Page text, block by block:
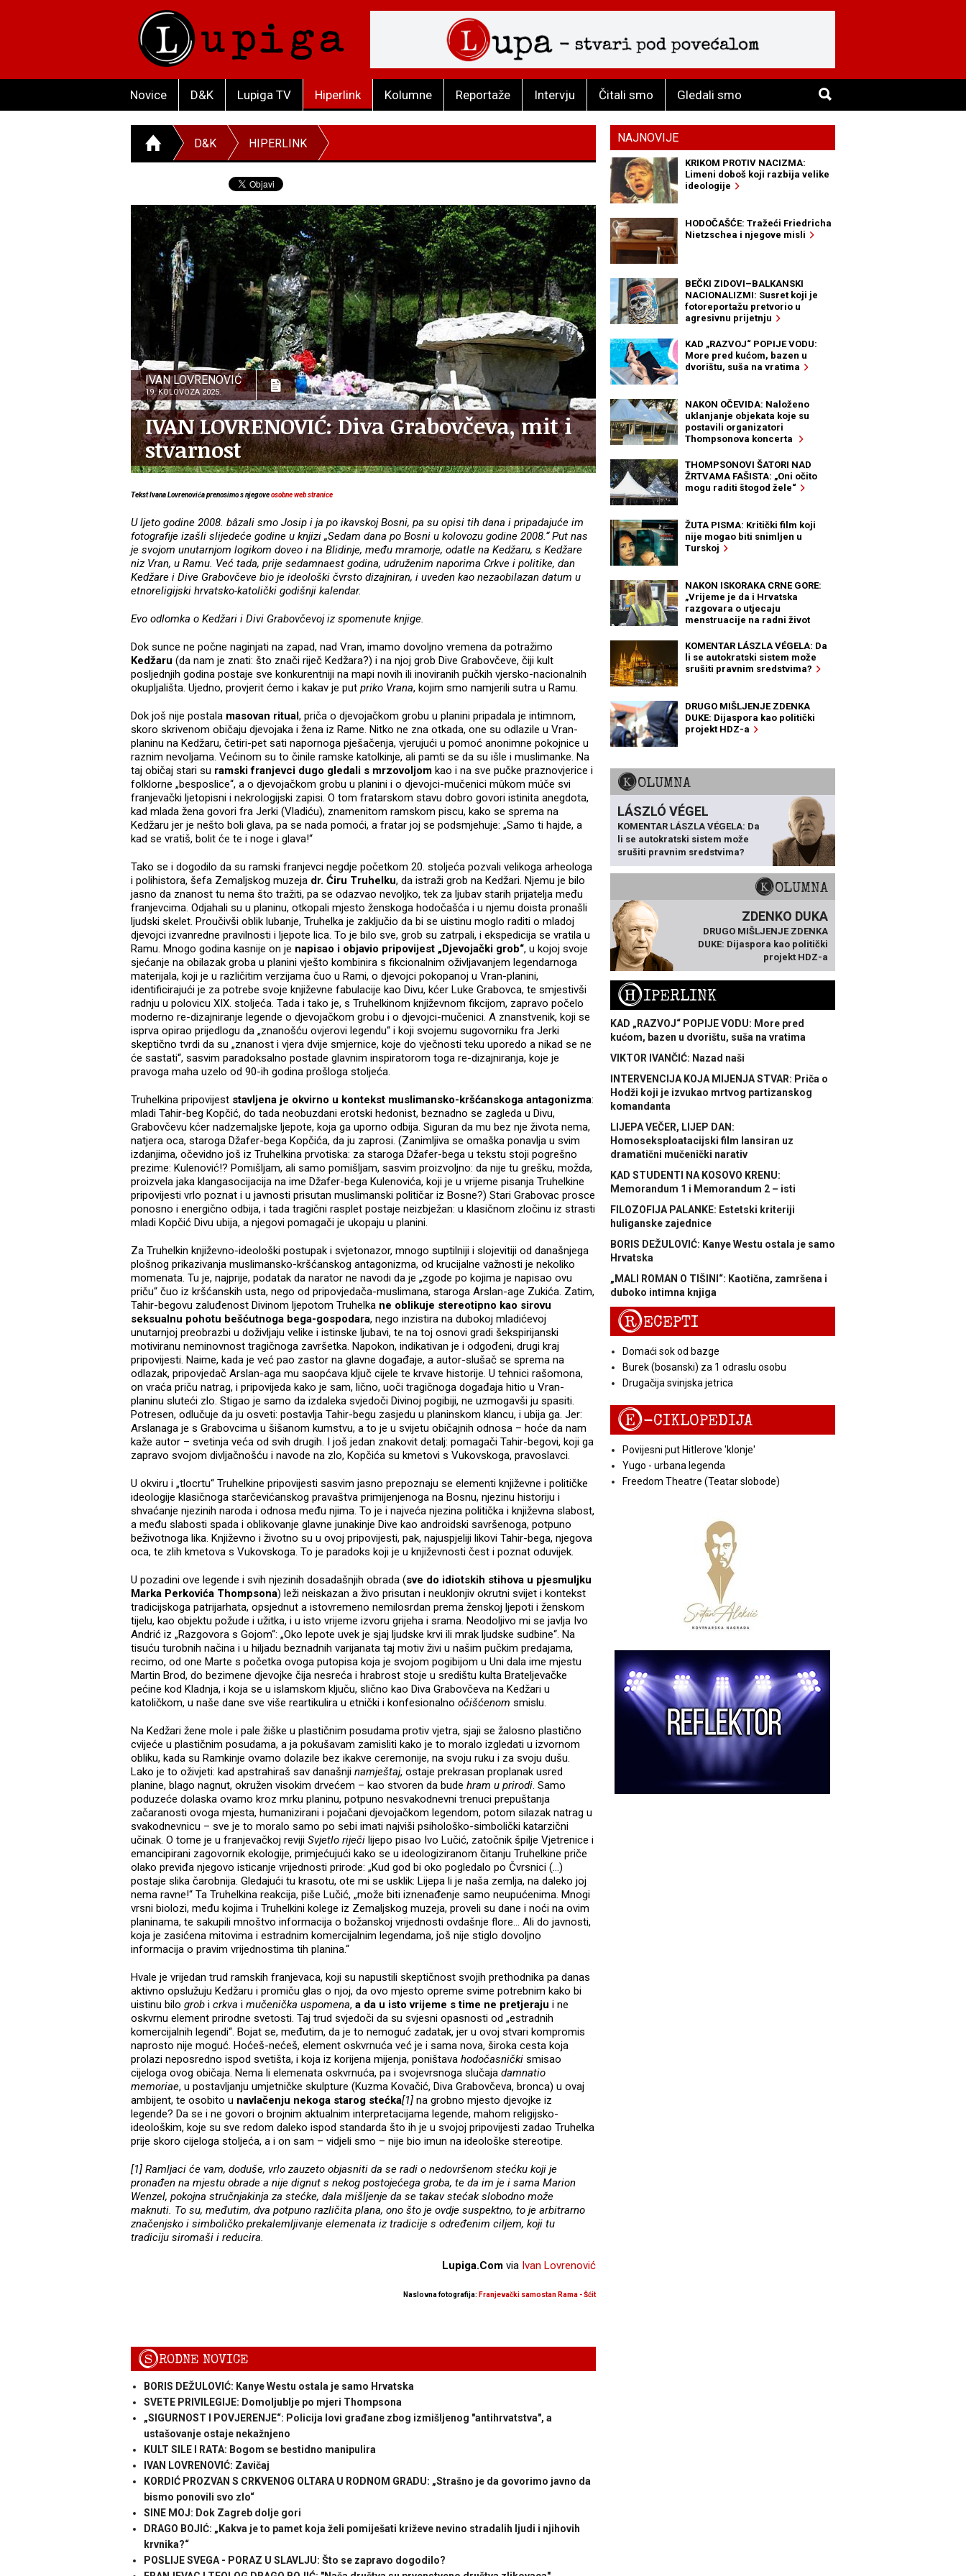
Novice D&K Lupiga TV Hiperlink Kolumne Reportaže Intervju Čitali smo Gledali smo
D&K HIPERLINK
IVAN LOVRENOVIĆ
19. KOLOVOZA 2025.
IVAN LOVRENOVIĆ: Diva Grabovčeva, mit i
stvarnost
Tekst Ivana Lovrenovića prenosimo s njegoveosobne web stranice
U ljeto godine 2008. bâzali smo Josip i ja po ikavskoj Bosni, pa su opisi tih dana i pripadajuće im
fotografije izašli slijedeće godine u knjizi „Sedam dana po Bosni u kolovozu godine 2008.“ Put nas
je svojom unutarnjom logikom doveo i na Blidinje, među mramorje, odatle na Kedžaru, s Kedžare
niz Vran, u Ramu. Već tada, prije sedamnaest godina, udruženim naporima Crkve i politike, dan
Kedžare i Dive Grabovčeve bio je ideološki čvrsto dizajniran, i uveden kao nezaobilazan datum u
etnoreligijski hrvatsko-katolički godišnji kalendar.
Evo odlomka o Kedžari i Divi Grabovčevoj iz spomenute knjige.
Dok sunce ne počne naginjati na zapad, nad Vran, imamo dovoljno vremena da potražimo
Kedžaru (da nam je znati: što znači riječ Kedžara?) i na njoj grob Dive Grabovčeve, čiji kult
posljednjih godina postaje sve konkurentniji na mapi novih ili inoviranih pučkih vjersko-nacionalnih
okupljališta. Ujedno, provjerit ćemo i kakav je put priko Vrana, kojim smo namjerili sutra u Ramu.
Dok još nije postala masovan ritual, priča o djevojačkom grobu u planini pripadala je intimnom,
skoro skrivenom običaju djevojaka i žena iz Rame. Nitko ne zna otkada, one su odlazile u Vran-
planinu na Kedžaru, četiri-pet sati napornoga pješačenja, vjerujući u pomoć anonimne pokojnice u
raznim nevoljama. Većinom su to činile ramske katolkinje, ali pamti se da su išle i muslimanke. Na
taj običaj stari su ramski franjevci dugo gledali s mrzovoljom kao i na sve pučke praznovjerice i
folklorne „besposlice“, a o djevojačkom grobu u planini i o djevojci-mučenici mûkom múče svi
franjevački ljetopisni i nekrologijski zapisi. O tom fratarskom stavu dobro govori istinita anegdota,
kad mlada žena govori fra Jerki (Vladiću), znamenitom ramskom piscu, kako se sprema na
Kedžaru jer je nešto boli glava, pa se nada pomoći, a fratar joj se podsmjehuje: „Samo ti hajde, a
kad se vratiš, bolit će te i noge i glava!“
Tako se i dogodilo da su ramski franjevci negdje početkom 20. stoljeća pozvali velikoga arheologa
i polihistora, šefa Zemaljskog muzeja dr. Ćiru Truhelku, da istraži grob na Kedžari. Njemu je bilo
jasno da znanost tu nema što tražiti, pa se odazvao nevoljko, tek za ljubav starih prijatelja među
franjevcima. Odjahali su u planinu, otkopali mjesto ženskoga hodočašća i u njemu doista pronašli
ljudski skelet. Proučivši oblik lubanje, Truhelka je zaključio da bi se uistinu moglo raditi o mladoj
djevojci izvanredne pravilnosti i ljepote lica. To je bilo sve, grob su zatrpali, i ekspedicija se vratila u
Ramu. Mnogo godina kasnije on je napisao i objavio pripovijest „Djevojački grob“, u kojoj svoje
sjećanje na obilazak groba u planini vješto kombinira s fikcionalnim oživljavanjem legendarnoga
materijala, koji je u različitim verzijama čuo u Rami, o djevojci pokopanoj u Vran-planini,
identificirajući je za potrebe svoje književne fabulacije kao Divu, kćer Luke Grabovca, te smjestivši
radnju u polovicu XIX. stoljeća. Tada i tako je, s Truhelkinom književnom fikcijom, zapravo počelo
moderno re-dizajniranje legende o djevojačkom grobu i o djevojci-mučenici. A znanstvenik, koji se
isprva opirao prijedlogu da „znanošću ovjerovi legendu“ i koji svojemu sugovorniku fra Jerki
skeptično tvrdi da su „znanost i vjera dvije smjernice, koje do vječnosti teku uporedo a nikad se ne
će sastati“, sasvim paradoksalno postade glavnim inspiratorom toga re-dizajniranja, koje je
pravoga maha uzelo od 90-ih godina prošloga stoljeća.
Truhelkina pripovijest stavljena je okvirno u kontekst muslimansko-kršćanskoga antagonizma:
mladi Tahir-beg Kopčić, do tada neobuzdani erotski hedonist, beznadno se zagleda u Divu,
Grabovčevu kćer nadzemaljske ljepote, koja ga uporno odbija. Siguran da mu bez nje života nema,
natjera oca, staroga Džafer-bega Kopčića, da ju zaprosi. (Zanimljiva se omaška ponavlja u svim
izdanjima, očevidno još iz Truhelkina prvotiska: za staroga Džafer-bega u tekstu stoji pogrešno
prezime: Kulenović!? Pomišljam, ali samo pomišljam, sasvim proizvoljno: da nije tu grešku, možda,
proizvela jaka klangasocijacija na ime Džafer-bega Kulenovića, koji je u vrijeme pisanja Truhelkine
pripovijesti vrlo poznat i u javnosti prisutan muslimanski političar iz Bosne?) Stari Grabovac prosce
ponosno i energično odbija, i tada tragični rasplet postaje neizbježan: u klasičnom zločinu iz strasti
mladi Kopčić Divu ubija, a njegovi pomagači je ukopaju u planini.
Za Truhelkin književno-ideološki postupak i svjetonazor, mnogo suptilniji i slojevitiji od današnjega
plošnog prikazivanja muslimansko-kršćanskog antagonizma, od krucijalne važnosti je nekoliko
momenata. Tu je, najprije, podatak da narator ne navodi da je „zgode po kojima je napisao ovu
priču“ čuo iz kršćanskih usta, nego od pripovjedača-muslimana, staroga Arslan-age Zukića. Zatim,
Tahir-begovu zaluđenost Divinom ljepotom Truhelka ne oblikuje stereotipno kao sirovu
seksualnu pohotu bešćutnoga bega-gospodara, nego inzistira na dubokoj mladićevoj
unutarnjoj preobrazbi u doživljaju velike i istinske ljubavi, te na toj osnovi gradi šekspirijanski
motiviranu neminovnost tragičnoga završetka. Napokon, indikativan je i odgođeni, drugi kraj
pripovijesti. Naime, kada je već pao zastor na glavne događaje, a autor-slušač se sprema na
odlazak, pripovjedač Arslan-aga mu saopćava ključ cijele te krvave historije. U tehnici rašomona,
on vraća priču natrag, i pripovijeda kako je sam, lično, uoči tragičnoga događaja hitio u Vran-
planinu sluteći zlo. Stigao je samo da izdaleka svjedoči Divinoj pogibiji, ne uzmogavši ju spasiti.
Potresen, odlučuje da ju osveti: postavlja Tahir-begu zasjedu u planinskom klancu, i ubija ga. Jer:
Arslanaga je s Grabovcima u šišanom kumstvu, a to je u svijetu običajnih odnosa – hoće da nam
kaže autor – svetinja veća od svih drugih. I još jedan znakovit detalj: pomagači Tahir-begovi, koji ga
zapravo svojom divljačnošću i navode na zlo, Kopčića su kmetovi s Vukovskoga, pravoslavci.
U okviru i „tlocrtu“ Truhelkine pripovijesti sasvim jasno prepoznaju se elementi književne i političke
ideologije klasičnoga starčevićanskog pravaštva primijenjenoga na Bosnu, njezinu historiju i
shvaćanje njezinih naroda i odnosa među njima. To je i najveća njezina politička i književna slabost,
a među slabosti spada i oblikovanje glavne junakinje Dive kao androidski savršenoga, potpuno
beživotnoga lika. Književno i životno su u ovoj pripovijesti, pak, najuspjeliji likovi Tahir-bega, njegova
oca, te zlih kmetova s Vukovskoga. To je paradoks koji je u književnosti čest i poznat oduvijek.
U pozadini ove legende i svih njezinih dosadašnjih obrada (sve do idiotskih stihova u pjesmuljku
Marka Perkovića Thompsona) leži neiskazan a živo prisutan i neuklonjiv okrutni svijet i kontekst
tradicijskoga patrijarhata, opsjednut a istovremeno nemilosrdan prema ženskoj ljepoti i ženskom
tijelu, kao objektu požude i užitka, i u isto vrijeme izvoru grijeha i srama. Neodoljivo mi se javlja Ivo
Andrić iz „Razgovora s Gojom“: „Oko lepote uvek je sjaj ljudske krvi ili mrak ljudske sudbine“. Na
tisuću turobnih načina i u hiljadu beznadnih varijanata taj motiv živi u našim pučkim predajama,
recimo, od one Marte s početka ovoga putopisa koja je svojom pogibijom u Uni dala ime mjestu
Martin Brod, do bezimene djevojke čija nesreća i hrabrost stoje u središtu kulta Brateljevačke
pećine kod Kladnja, i koja se u islamskom ključu, slično kao Diva Grabovčeva na Kedžari u
katoličkom, u naše dane sve više reartikulira u etnički i konfesionalno očišćenom smislu.
Na Kedžari žene mole i pale žiške u plastičnim posudama protiv vjetra, sjaji se žalosno plastično
cvijeće u plastičnim posudama, a ja pokušavam zamisliti kako je to moralo izgledati u izvornom
obliku, kada su Ramkinje ovamo dolazile bez ikakve ceremonije, na svoju ruku i za svoju dušu.
Lako je to oživjeti: kad apstrahiraš sav današnji namještaj, ostaje prekrasan proplanak usred
planine, blago nagnut, okružen visokim drvećem – kao stvoren da bude hram u prirodi. Samo
poduzeće dolaska ovamo kroz mrku planinu, potpuno nesvakodnevni trenuci prepuštanja
začaranosti ovoga mjesta, humanizirani i pojačani djevojačkom legendom, potom silazak natrag u
svakodnevnicu – sve je to moralo samo po sebi imati najviši psihološko-simbolički katarzični
učinak. O tome je u franjevačkoj reviji Svjetlo riječi lijepo pisao Ivo Lučić, zatočnik špilje Vjetrenice i
emancipirani zagovornik ekologije, primjećujući kako se u ideologiziranom čitanju Truhelkine priče
olako previđa njegovo isticanje vrijednosti prirode: „Kud god bi oko pogledalo po Čvrsnici (…)
postaje slika čarobnija. Gledajući tu krasotu, ote mi se usklik: Lijepa li je naša zemlja, na daleko joj
nema ravne!“ Ta Truhelkina reakcija, piše Lučić, „može biti iznenađenje samo neupućenima. Mnogi
vrsni biolozi, među kojima i Truhelkini kolege iz Zemaljskog muzeja, proveli su dane i noći na ovim
planinama, te sakupili mnoštvo informacija o božanskoj vrijednosti ovdašnje flore... Ali do javnosti,
koja je zasićena mitovima i estradnim komercijalnim legendama, još nije stiglo dovoljno
informacija o pravim vrijednostima tih planina.“
Hvale je vrijedan trud ramskih franjevaca, koji su napustili skeptičnost svojih prethodnika pa danas
aktivno opslužuju Kedžaru i promiču glas o njoj, da ovo mjesto opreme svime potrebnim kako bi
uistinu bilo grob i crkva i mučenička uspomena, a da u isto vrijeme s time ne pretjeraju i ne
oskvrnu element prirodne svetosti. Taj trud svjedoči da su svjesni opasnosti od „estradnih
komercijalnih legendi“. Bojat se, međutim, da je to nemoguć zadatak, jer u ovoj stvari kompromis
naprosto nije moguć. Hoćeš-nećeš, element oskvrnuća već je i sama nova, široka cesta koja
prolazi neposredno ispod svetišta, i koja iz korijena mijenja, poništava hodočasnički smisao
cijeloga ovog običaja. Nema li elemenata oskvrnuća, pa i svojevrsnoga slučaja damnatio
memoriae, u postavljanju umjetničke skulpture (Kuzma Kovačić, Diva Grabovčeva, bronca) u ovaj
ambijent, te osobito u navlačenju nekoga starog stećka[1] na grobno mjesto djevojke iz
legende? Da se i ne govori o brojnim aktualnim interpretacijama legende, mahom religijsko-
ideološkim, koje su sve redom daleko ispod standarda što ih je u svojoj pripovijesti zadao Truhelka
prije skoro cijeloga stoljeća, a i on sam – vidjeli smo – nije bio imun na ideološke stereotipe.
[1] Ramljaci će vam, doduše, vrlo zauzeto objasniti da se radi o nedovršenom stećku koji je
pronađen na mjestu obrade a nije dignut s nekog postojećega groba, te da im je i sama Marion
Wenzel, pokojna stručnjakinja za stećke, dala mišljenje da se takav stećak slobodno može
maknuti. To su, međutim, dva potpuno različita plana, ono što je ovdje suspektno, to je arbitrarno
značenjsko i simboličko prekalemljivanje elemenata iz tradicije s određenim ciljem, koji tu
tradiciju siromaši i reducira.
Lupiga.Com via Ivan Lovrenović
Naslovna fotografija: Franjevački samostan Rama - Šćit
SRODNE NOVICE
BORIS DEŽULOVIĆ: Kanye Westu ostala je samo Hrvatska
SVETE PRIVILEGIJE: Domoljublje po mjeri Thompsona
„SIGURNOST I POVJERENJE“: Policija lovi građane zbog izmišljenog "antihrvatstva", a
ustašovanje ostaje nekažnjeno
KULT SILE I RATA: Bogom se bestidno manipulira
IVAN LOVRENOVIĆ: Zavičaj
KORDIĆ PROZVAN S CRKVENOG OLTARA U RODNOM GRADU: „Strašno je da govorimo javno da
bismo ponovili svo zlo“
SINE MOJ: Dok Zagreb dolje gori
DRAGO BOJIĆ: „Kakva je to pamet koja želi pomiješati križeve nevino stradalih ljudi i njihovih
krvnika?“
POSLIJE SVEGA - PORAZ U SLAVLJU: Što se zapravo dogodilo?
NAJNOVIJE
KRIKOM PROTIV NACIZMA:
Limeni doboš koji razbija velike
ideologije
HODOČAŠĆE: Tražeći Friedricha
Nietzschea i njegove misli
BEČKI ZIDOVI–BALKANSKI
NACIONALIZMI: Susret koji je
fotoreportažu pretvorio u
agresivnu prijetnju
KAD „RAZVOJ“ POPIJE VODU:
More pred kućom, bazen u
dvorištu, suša na vratima
NAKON OČEVIDA: Naloženo
uklanjanje objekata koje su
postavili organizatori
Thompsonova koncerta
THOMPSONOVI ŠATORI NAD
ŽRTVAMA FAŠISTA: „Oni očito
mogu raditi štogod žele“
ŽUTA PISMA: Kritički film koji
nije mogao biti snimljen u
Turskoj
NAKON ISKORAKA CRNE GORE:
„Vrijeme je da i Hrvatska
razgovara o utjecaju
menstruacije na radni život
KOMENTAR LÁSZLA VÉGELA: Da
li se autokratski sistem može
srušiti pravnim sredstvima?
DRUGO MIŠLJENJE ZDENKA
DUKE: Dijaspora kao politički
projekt HDZ-a
KOLUMNA
LÁSZLÓ VÉGEL
KOMENTAR LÁSZLA VÉGELA: Da
li se autokratski sistem može
srušiti pravnim sredstvima?
KOLUMNA
ZDENKO DUKA
DRUGO MIŠLJENJE ZDENKA
DUKE: Dijaspora kao politički
projekt HDZ-a
HIPERLINK
KAD „RAZVOJ“ POPIJE VODU: More pred
kućom, bazen u dvorištu, suša na vratima
VIKTOR IVANČIĆ: Nazad naši
INTERVENCIJA KOJA MIJENJA STVAR: Priča o
Hodži koji je izvukao mrtvog partizanskog
komandanta
LIJEPA VEČER, LIJEP DAN:
Homoseksploatacijski film lansiran uz
dramatični mučenički narativ
KAD STUDENTI NA KOSOVO KRENU:
Memorandum 1 i Memorandum 2 – isti
FILOZOFIJA PALANKE: Estetski kriteriji
huliganske zajednice
BORIS DEŽULOVIĆ: Kanye Westu ostala je samo
Hrvatska
„MALI ROMAN O TIŠINI“: Kaotična, zamršena i
duboko intimna knjiga
RECEPTI
Domaći sok od bazge
Burek (bosanski) za 1 odraslu osobu
Drugačija svinjska jetrica
E-CIKLOPEDIJA
Povijesni put Hitlerove 'klonje'
Yugo - urbana legenda
Freedom Theatre (Teatar slobode)